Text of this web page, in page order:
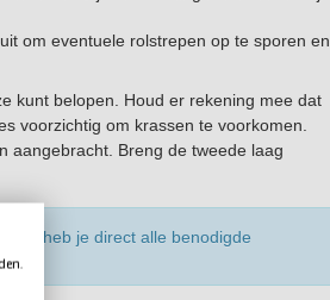
om eventuele rolstrepen op te sporen en
kunt belopen. Houd er rekening mee dat
voorzichtig om krassen te voorkomen.
aangebracht. Breng de tweede laag
heb je direct alle benodigde